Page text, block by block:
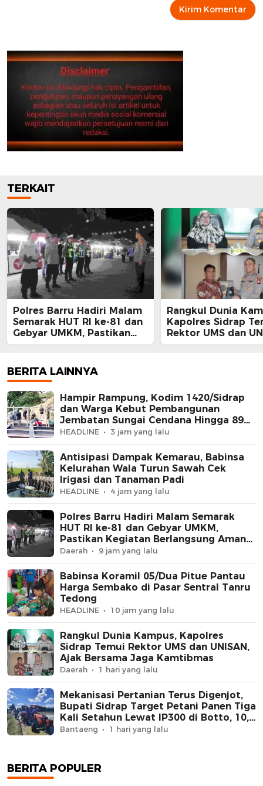
TERKAIT
Polres Barru Hadiri Malam
Semarak HUT RI ke-81 dan
Gebyar UMKM, Pastikan
Kegiatan Berlangsung
Rangkul Dunia
Kapolres Sidrap
Rektor UMS dan
Ajak Bersama Jaga
BERITA LAINNYA
Hampir Rampung, Kodim 1420/Sidrap
dan Warga Kebut Pembangunan
Jembatan Sungai Cendana Hingga 89
Persen
HEADLINE 3 jam yang lalu
Antisipasi Dampak Kemarau, Babinsa
Kelurahan Wala Turun Sawah Cek
Irigasi dan Tanaman Padi
HEADLINE 4 jam yang lalu
Polres Barru Hadiri Malam Semarak
HUT RI ke-81 dan Gebyar UMKM,
Pastikan Kegiatan Berlangsung Aman
dan Kondusif
Daerah 9 jam yang lalu
Babinsa Koramil 05/Dua Pitue Pantau
Harga Sembako di Pasar Sentral Tanru
Tedong
HEADLINE 10 jam yang lalu
Rangkul Dunia Kampus, Kapolres
Sidrap Temui Rektor UMS dan UNISAN,
Ajak Bersama Jaga Kamtibmas
Daerah 1 hari yang lalu
Mekanisasi Pertanian Terus Digenjot,
Bupati Sidrap Target Petani Panen Tiga
Kali Setahun Lewat IP300 di Botto, 10,5
Hektare Sawah Langsung Diolah
Bantaeng 1 hari yang lalu
BERITA POPULER